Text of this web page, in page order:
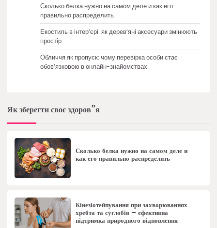
Сколько белка нужно на самом деле и как его
правильно распределить
Екостиль в інтер’єрі: як дерев’яні аксесуари змінюють
простір
Обличчя як пропуск: чому перевірка особи стає
обов’язковою в онлайн-знайомствах
Як зберегти своє здоров”я
Сколько белка нужно на самом деле и
как его правильно распределить
Кінезіотейпування при захворюваннях
хребта та суглобів – ефективна
підтримка природного відновлення